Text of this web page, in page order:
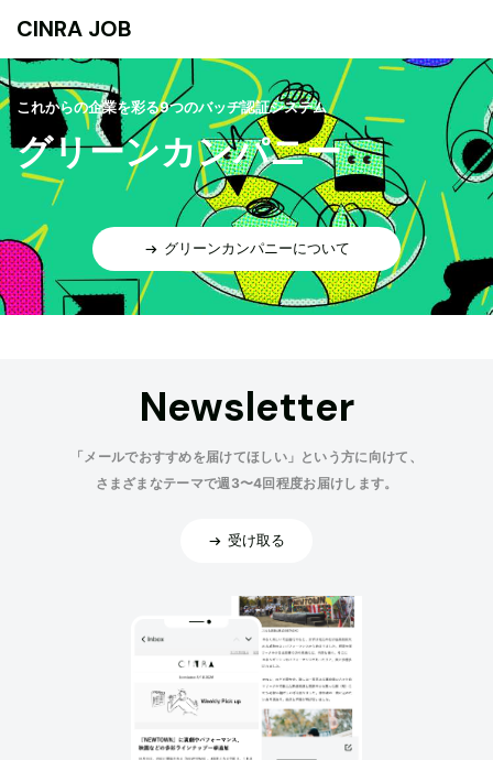
CINRA JOB
これからの企業を彩る9つのバッヂ認証システム
グリーンカンパニー
グリーンカンパニーについて
Newsletter
「メールでおすすめを届けてほしい」という方に向けて、
さまざまなテーマで週3〜4回程度お届けします。
受け取る